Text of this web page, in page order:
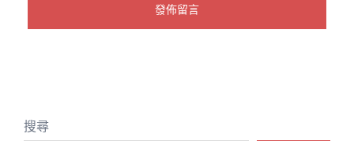
搜尋